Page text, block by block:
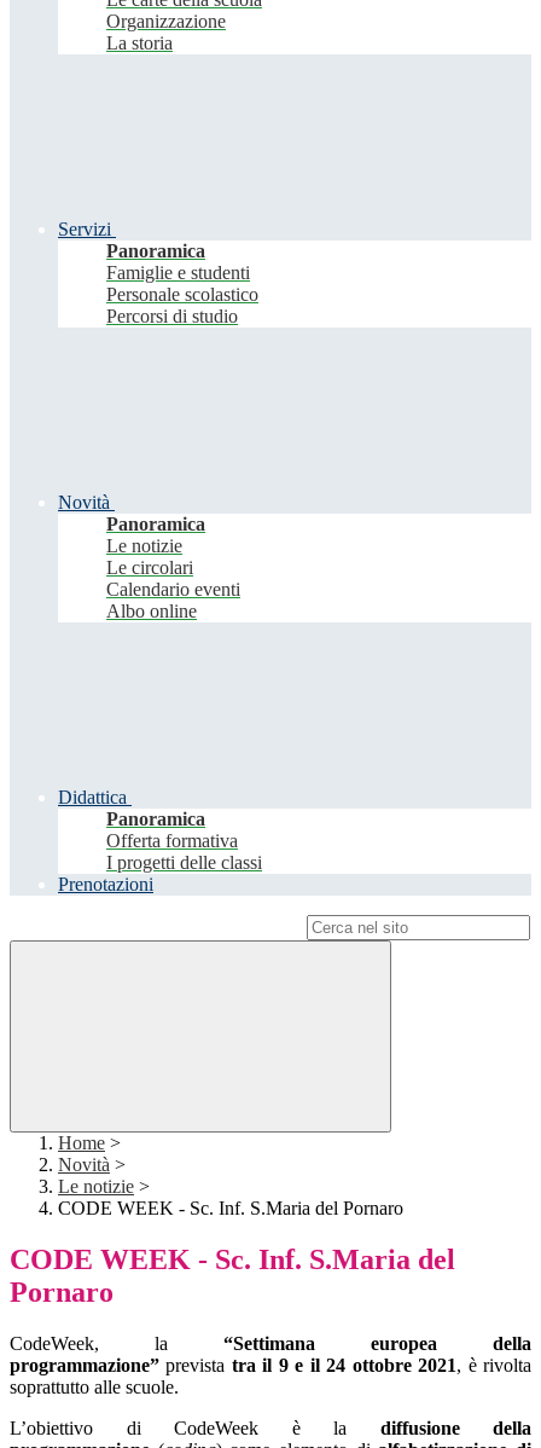
Organizzazione
La storia
Servizi
Panoramica
Famiglie e studenti
Personale scolastico
Percorsi di studio
Novità
Panoramica
Le notizie
Le circolari
Calendario eventi
Albo online
Didattica
Panoramica
Offerta formativa
I progetti delle classi
Prenotazioni
Home >
Novità >
Le notizie >
CODE WEEK - Sc. Inf. S.Maria del Pornaro
CODE WEEK - Sc. Inf. S.Maria del
Pornaro
CodeWeek, la “Settimana europea della
programmazione” prevista tra il 9 e il 24 ottobre 2021, è rivolta
soprattutto alle scuole.
L’obiettivo di
CodeWeek è la
diffusione della